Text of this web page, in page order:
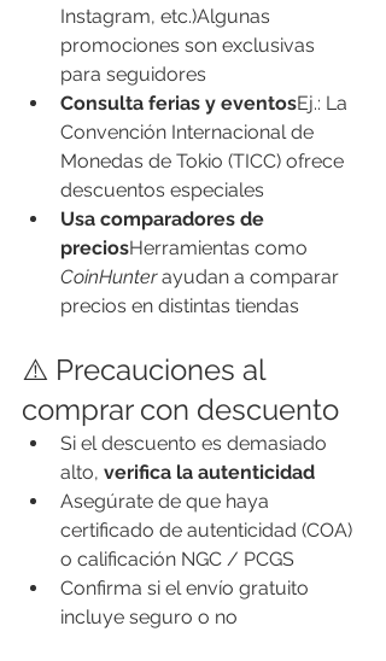
Instagram, etc.)Algunas
promociones son exclusivas
para seguidores
Consulta ferias y eventosEj.: La
Convención Internacional de
Monedas de Tokio (TICC) ofrece
descuentos especiales
Usa comparadores de
preciosHerramientas como
CoinHunter ayudan a comparar
precios en distintas tiendas
⚠️ Precauciones al
comprar con descuento
Si el descuento es demasiado
alto, verifica la autenticidad
Asegúrate de que haya
certificado de autenticidad (COA)
o calificación NGC / PCGS
Confirma si el envío gratuito
incluye seguro o no